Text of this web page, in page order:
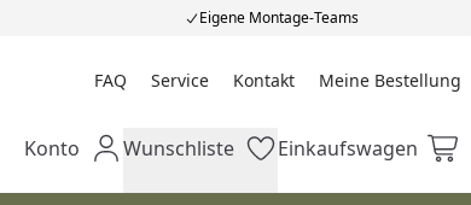
Eigene Montage-Teams
FAQ Service Kontakt Meine Bestellung
Meine Bestellung
Mein Konto
Konto Wunschliste
Wunschliste Einkaufswagen
Einkaufswagen